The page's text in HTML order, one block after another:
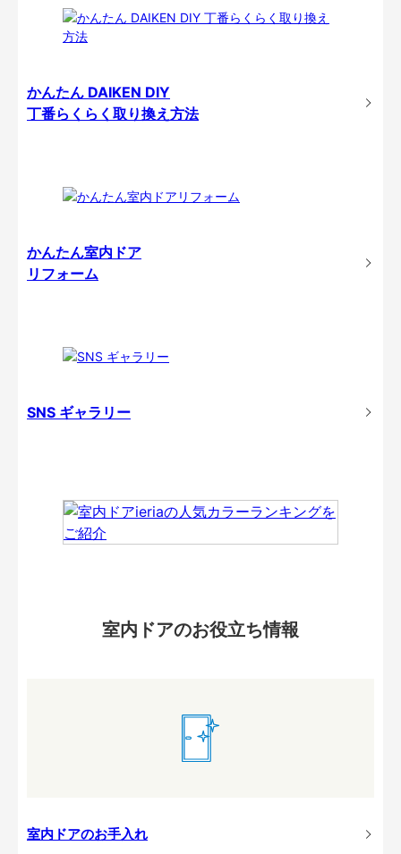
かんたん DAIKEN DIY
丁番らくらく取り換え方法
かんたん室内ドア
リフォーム
SNS ギャラリー
室内ドアのお役立ち情報
室内ドアのお手入れ